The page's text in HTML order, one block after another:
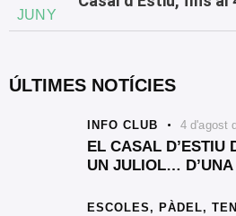
JUNY
ÚLTIMES NOTÍCIES
INFO CLUB 4 d'agost
EL CASAL D’ESTIU
UN JULIOL…
ESCOLES, PÀDEL,